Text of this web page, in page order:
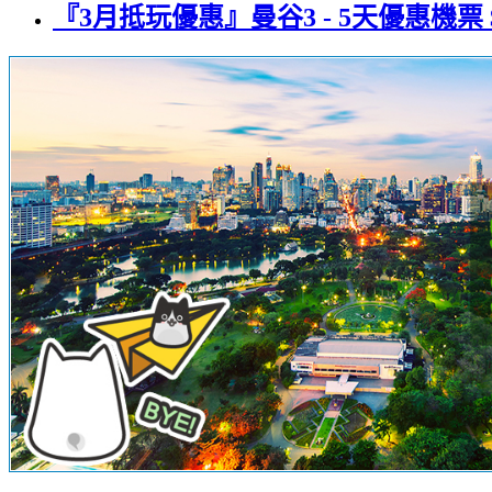
『3月抵玩優惠』曼谷3 - 5天優惠機票